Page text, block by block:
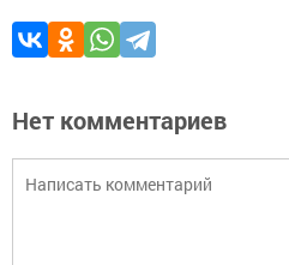
Нет комментариев